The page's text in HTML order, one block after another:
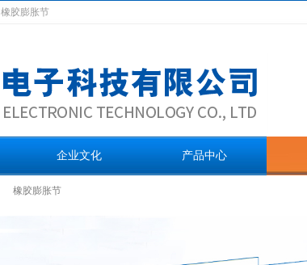
橡胶膨胀节
企业文化 产品中心
橡胶膨胀节